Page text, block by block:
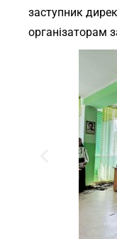
заступник
організаторам